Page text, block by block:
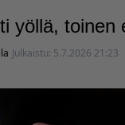
yöllä, toinen
Julkaistu: 5.7.2026 21:23